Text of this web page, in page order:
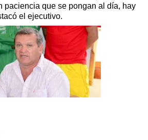
paciencia que se pongan al día, hay
el ejecutivo.